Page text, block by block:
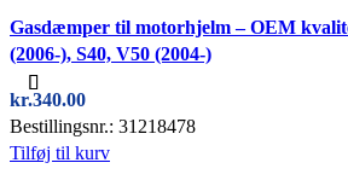
Gasdæmper til motorhjelm – OEM
(2006-), S40, V50 (2004-)
kr.340.00
Bestillingsnr.: 31218478
Tilføj til kurv